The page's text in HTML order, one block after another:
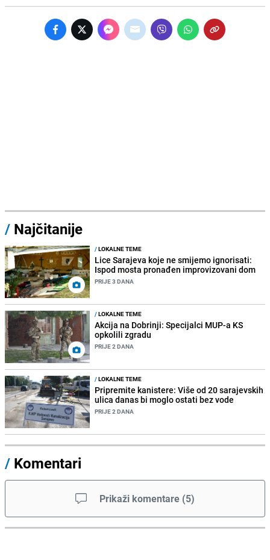
/ Najčitanije
/LOKALNE TEME
Lice Sarajeva koje ne smijemo ignorisati:
Ispod mosta pronađen improvizovani dom
PRIJE 3 DANA
/LOKALNE TEME
Akcija na Dobrinji: Specijalci MUP-a KS
opkolili zgradu
PRIJE 2 DANA
/LOKALNE TEME
Pripremite kanistere: Više od 20 sarajevskih
ulica danas bi moglo ostati bez vode
PRIJE 2 DANA
/ Komentari
Prikaži komentare (5)